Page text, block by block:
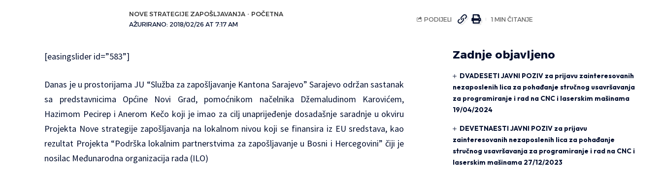
AŽURIRANO: 2018/02/26 AT 7:17 AM
NOVE STRATEGIJE ZAPOŠLJAVANJA POČETNA
PODIJELI 1 MIN ČITANJE
[easingslider id=”583”]
Danas je u prostorijama JU “Služba za zapošljavanje Kantona Sarajevo” Sarajevo održan sastanak
sa predstavnicima Općine Novi Grad, pomoćnikom načelnika Džemaludinom Karovićem,
Hazimom Pecirep i Anerom Kečo koji je imao za cilj unaprijeđenje dosadašnje saradnje u okviru
Projekta Nove strategije zapošljavanja na lokalnom nivou koji se finansira iz EU sredstava, kao
rezultat Projekta “Podrška lokalnim partnerstvima za zapošljavanje u Bosni i Hercegovini” čiji je
nosilac Međunarodna organizacija rada (ILO)
Zadnje objavljeno
DVADESETI JAVNI POZIV za prijavu zainteresovanih
nezaposlenih lica za pohađanje stručnog usavršavanja
za programiranje i rad na CNC i laserskim mašinama
19/04/2024
DEVETNAESTI JAVNI POZIV za prijavu
zainteresovanih nezaposlenih lica za pohađanje
stručnog usavršavanja za programiranje i rad na CNC i
laserskim mašinama 27/12/2023